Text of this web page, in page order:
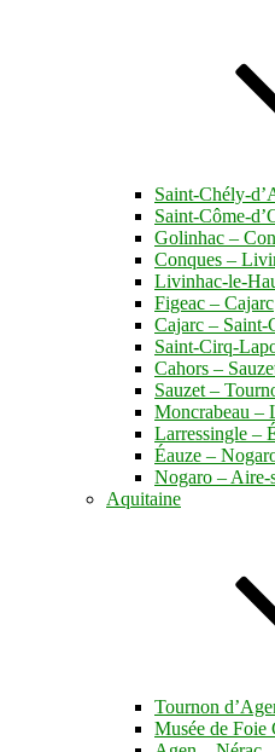
Saint-Chély-
Saint-Côme-
Golinhac –
Conques –
Livinhac-le-
Figeac – Cajarc
Cajarc –
Saint-Cirq-
Cahors –
Sauzet –
Moncrabeau –
Larressingle –
Éauze –
Nogaro – Aire-
Aquitaine
Tournon
Musée de Foie